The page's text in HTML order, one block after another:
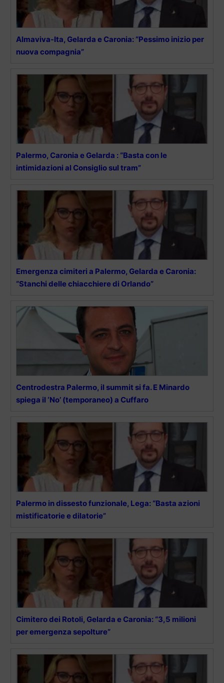
Almaviva-Ita, Gelarda e Caronia: “Pessimo inizio per
nuova compagnia”
Palermo, Caronia e Gelarda : “Basta con le
intimidazioni al Consiglio sul tram”
Emergenza cimiteri a Palermo, Gelarda e Caronia:
“Stanchi delle chiacchiere di Orlando”
Centrodestra Palermo, il summit si fa. E Minardo
spiega il ‘No’ (temporaneo) a Cuffaro
Palermo in dissesto funzionale, Lega: “Basta azioni
mistificatorie e dilatorie”
Cimitero dei Rotoli, Gelarda e Caronia: “3,5 milioni
per emergenza sepolture”